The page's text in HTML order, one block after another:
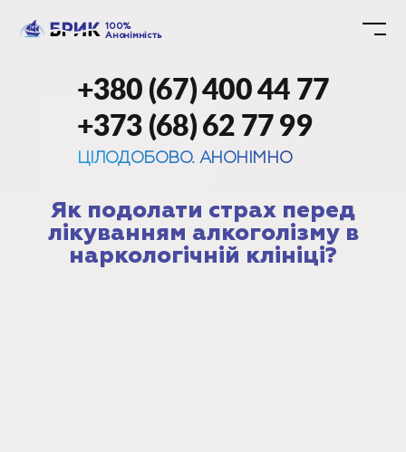
100%
Анонімність
+380 (67) 400 44 77
+373 (68) 62 77 99
ЦІЛОДОБОВО. АНОНІМНО
Як подолати страх перед
лікуванням алкоголізму в
наркологічній клініці?